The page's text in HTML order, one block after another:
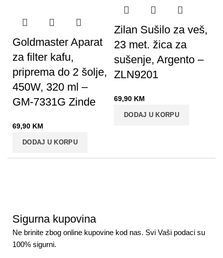
Goldmaster Aparat
za filter kafu,
priprema do 2 šolje,
450W, 320 ml –
GM-7331G Zinde
69,90 KM
DODAJ U KORPU
Zilan Sušilo za veš,
23 met. žica za
sušenje, Argento –
ZLN9201
69,90 KM
DODAJ U KORPU
Sigurna kupovina
Ne brinite zbog online kupovine kod nas. Svi Vaši podaci su
100% sigurni.